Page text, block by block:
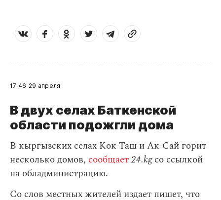
17:46 29 апреля
В двух селах Баткенской
области подожгли дома
В кыргызских селах Кок-Таш и Ак-Сай горит
несколько домов, сообщает24.kgсо ссылкой
на обладминистрацию.
Со слов местных жителей издает пишет, что